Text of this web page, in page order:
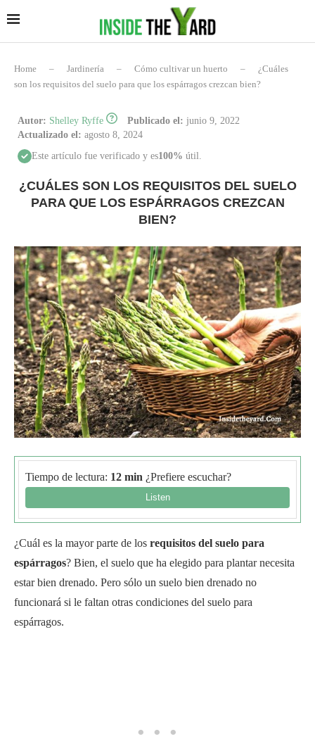
Home – Jardinería – Cómo cultivar un huerto –
¿Cuáles
son los requisitos del suelo para que los espárragos crezcan bien?
Autor: Shelley Ryffe Publicado el: junio 9, 2022
Actualizado el: agosto 8, 2024
Este artículo fue verificado y es100% útil.
¿CUÁLES SON LOS REQUISITOS DEL SUELO
PARA QUE LOS ESPÁRRAGOS CREZCAN
BIEN?
Tiempo de lectura: 12 min ¿Prefiere escuchar?
¿Cuál es la mayor parte de los requisitos del suelo para
espárragos? Bien, el suelo que ha elegido para plantar necesita
estar bien drenado. Pero sólo un suelo bien drenado no
funcionará si le faltan otras condiciones del suelo para
espárragos.